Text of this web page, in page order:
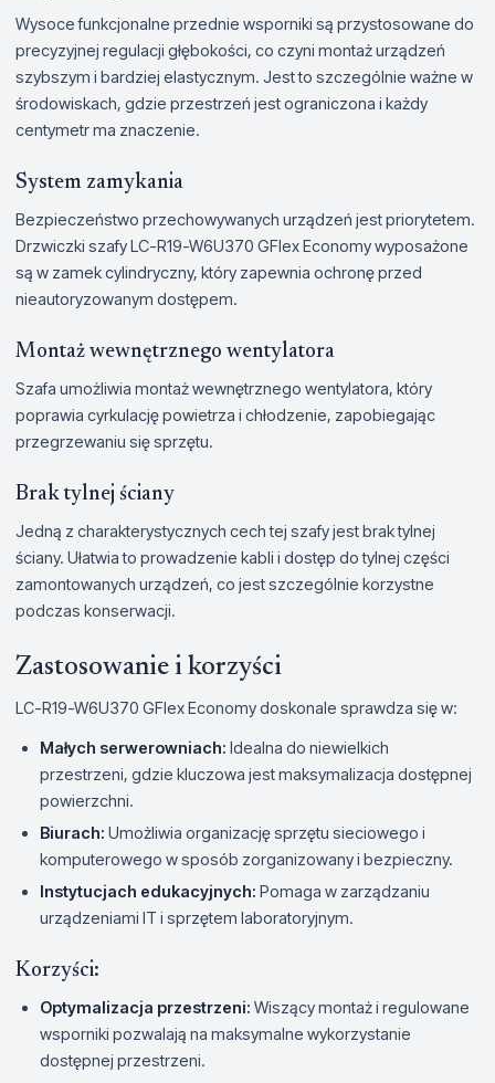
Wysoce funkcjonalne przednie wsporniki są przystosowane do
precyzyjnej regulacji głębokości, co czyni montaż urządzeń
szybszym i bardziej elastycznym. Jest to szczególnie ważne w
środowiskach, gdzie przestrzeń jest ograniczona i każdy
centymetr ma znaczenie.
System zamykania
Bezpieczeństwo przechowywanych urządzeń jest priorytetem.
Drzwiczki szafy LC-R19-W6U370 GFlex Economy wyposażone
są w zamek cylindryczny, który zapewnia ochronę przed
nieautoryzowanym dostępem.
Montaż wewnętrznego wentylatora
Szafa umożliwia montaż wewnętrznego wentylatora, który
poprawia cyrkulację powietrza i chłodzenie, zapobiegając
przegrzewaniu się sprzętu.
Brak tylnej ściany
Jedną z charakterystycznych cech tej szafy jest brak tylnej
ściany. Ułatwia to prowadzenie kabli i dostęp do tylnej części
zamontowanych urządzeń, co jest szczególnie korzystne
podczas konserwacji.
Zastosowanie i korzyści
LC-R19-W6U370 GFlex Economy doskonale sprawdza się w:
Małych serwerowniach: Idealna do niewielkich
przestrzeni, gdzie kluczowa jest maksymalizacja dostępnej
powierzchni.
Biurach: Umożliwia organizację sprzętu sieciowego i
komputerowego w sposób zorganizowany i bezpieczny.
Instytucjach edukacyjnych: Pomaga w zarządzaniu
urządzeniami IT i sprzętem laboratoryjnym.
Korzyści:
Optymalizacja przestrzeni: Wiszący montaż i regulowane
wsporniki pozwalają na maksymalne wykorzystanie
dostępnej przestrzeni.